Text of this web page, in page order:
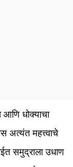
आणि धोक्याचा
अत्यंत महत्त्वाचे
समुद्राला उधाण